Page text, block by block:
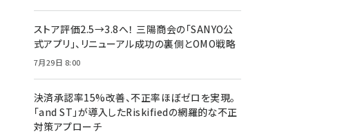
ストア評価2.5→3.8へ！ 三陽商会の「SANYO公
式アプリ」、リニューアル成功の裏側とOMO戦略
7月29日 8:00
決済承認率15%改善、不正率ほぼゼロを実現。
「and ST」が導入したRiskifiedの網羅的な不正
対策アプローチ